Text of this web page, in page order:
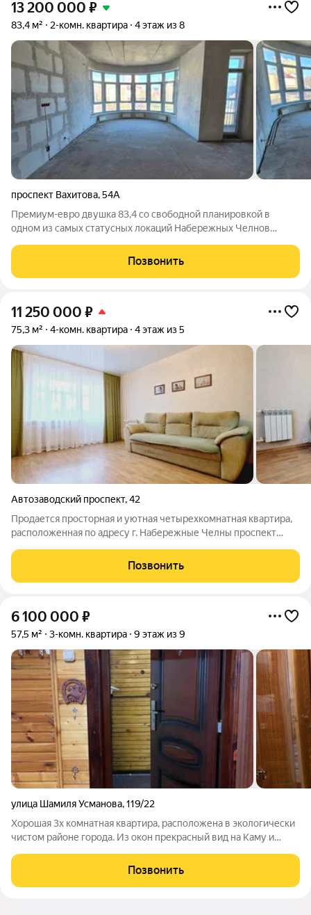
13 200 000 ₽
83,4 м² 2-комн. квартира 4 этаж из 8
проспект Вахитова,54А
Премиум-евро двушка 83,4 со свободной планировкой в
одном из самых статусных локаций Набережных Челнов
Представьте: утро начинается с чашки кофе под светом
панорамных окон, а вечером вы встречаете
Позвонить
11 250 000 ₽
75,3 м² 4-комн. квартира 4 этаж из 5
Автозаводский проспект,42
Продается просторная и уютная четырехкомнатная квартира,
расположенная по адресу г. Набережные Челны проспект
четвертом этаже дома и обладает общей площадью 75,3
квадратных метров, включая жилую зону
Позвонить
6 100 000 ₽
57,5 м² 3-комн. квартира 9 этаж из 9
улица Шамиля Усманова,119/22
Хорошая 3х комнатная квартира, расположена в экологически
чистом районе города. Из окон прекрасный вид на Каму и
Чистая, теплая, уютная. Ремонт обычный, можно заехать и
жить, а можно сделать свой
Позвонить